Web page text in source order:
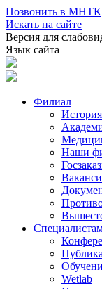
Позвонить в МНТК
Искать на сайте
Версия для
Язык сайта
Филиал
Наши
Wetlab